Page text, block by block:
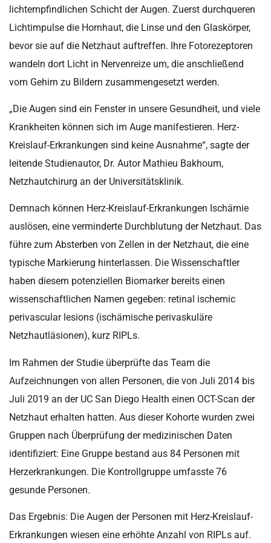
lichtempfindlichen Schicht der Augen. Zuerst durchqueren
Lichtimpulse die Hornhaut, die Linse und den Glaskörper,
bevor sie auf die Netzhaut auftreffen. Ihre Fotorezeptoren
wandeln dort Licht in Nervenreize um, die anschließend
vom Gehirn zu Bildern zusammengesetzt werden.
„Die Augen sind ein Fenster in unsere Gesundheit, und viele
Krankheiten können sich im Auge manifestieren. Herz-
Kreislauf-Erkrankungen sind keine Ausnahme“, sagte der
leitende Studienautor, Dr. Autor Mathieu Bakhoum,
Netzhautchirurg an der Universitätsklinik.
Demnach können Herz-Kreislauf-Erkrankungen Ischämie
auslösen, eine verminderte Durchblutung der Netzhaut. Das
führe zum Absterben von Zellen in der Netzhaut, die eine
typische Markierung hinterlassen. Die Wissenschaftler
haben diesem potenziellen Biomarker bereits einen
wissenschaftlichen Namen gegeben: retinal ischemic
perivascular lesions (ischämische perivaskuläre
Netzhautläsionen), kurz RIPLs.
Im Rahmen der Studie überprüfte das Team die
Aufzeichnungen von allen Personen, die von Juli 2014 bis
Juli 2019 an der UC San Diego Health einen OCT-Scan der
Netzhaut erhalten hatten. Aus dieser Kohorte wurden zwei
Gruppen nach Überprüfung der medizinischen Daten
identifiziert: Eine Gruppe bestand aus 84 Personen mit
Herzerkrankungen. Die Kontrollgruppe umfasste 76
gesunde Personen.
Das Ergebnis: Die Augen der Personen mit Herz-Kreislauf-
Erkrankungen wiesen eine erhöhte Anzahl von RIPLs auf.